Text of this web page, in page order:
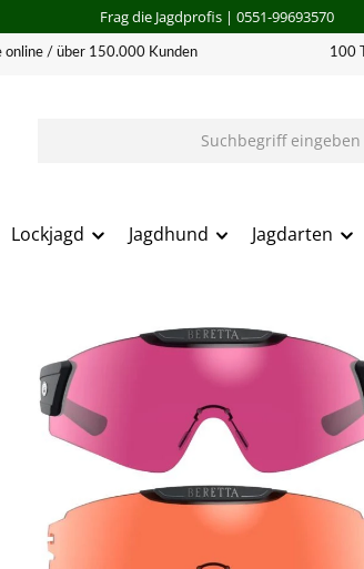
Frag die Jagdprofis| 0551-99693570
online / über 150.000 Kunden 100
Lockjagd Jagdhund Jagdarten